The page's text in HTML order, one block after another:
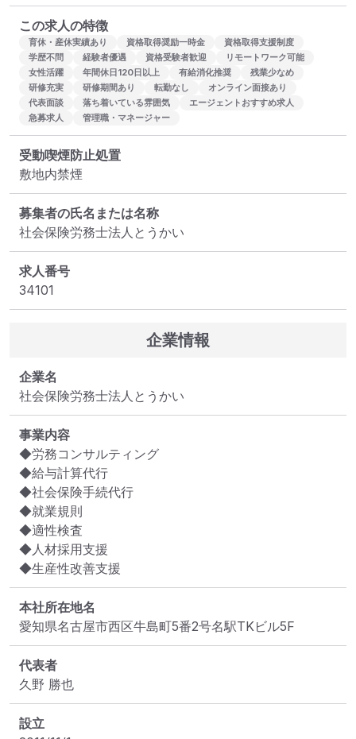
この求人の特徴
育休・産休実績あり 資格取得奨励一時金
資格取得支援制度
学歴不問
経験者優遇 資格受験者歓迎
リモートワーク可能
女性活躍
年間休日120日以上 有給消化推奨
残業少なめ
研修充実
研修期間あり 転勤なし
オンライン面接あり
代表面談
落ち着いている雰囲気
エージェントおすすめ求人
急募求人
管理職・マネージャー
受動喫煙防止処置
敷地内禁煙
募集者の氏名または名称
社会保険労務士法人とうかい
求人番号
34101
企業情報
企業名
社会保険労務士法人とうかい
事業内容
◆労務コンサルティング
◆給与計算代行
◆社会保険手続代行
◆就業規則
◆適性検査
◆人材採用支援
◆生産性改善支援
本社所在地名
愛知県名古屋市西区牛島町5番2号名駅TKビル5F
代表者
久野 勝也
設立